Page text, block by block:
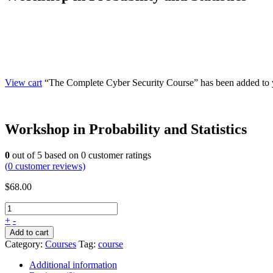
View cart “The Complete Cyber Security Course” has been added to
Workshop in Probability and Statistics
0 out of 5 based on 0 customer ratings
(0 customer reviews)
$68.00
+ -
Add to cart
Category: Courses Tag: course
Additional information